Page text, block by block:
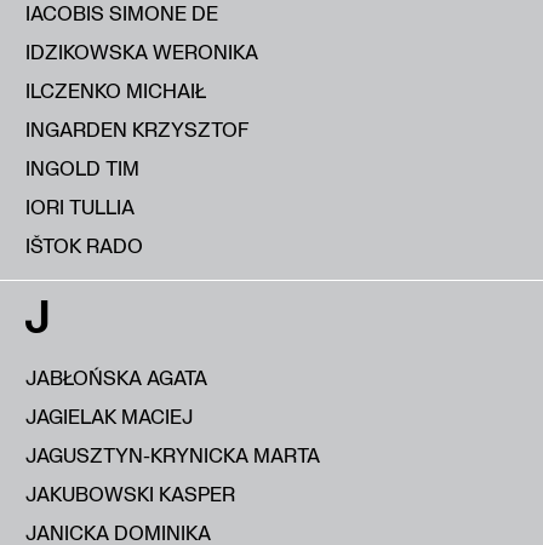
IACOBIS SIMONE DE
IDZIKOWSKA WERONIKA
ILCZENKO MICHAIŁ
INGARDEN KRZYSZTOF
INGOLD TIM
IORI TULLIA
IŠTOK RADO
J
JABŁOŃSKA AGATA
JAGIELAK MACIEJ
JAGUSZTYN-KRYNICKA MARTA
JAKUBOWSKI KASPER
JANICKA DOMINIKA